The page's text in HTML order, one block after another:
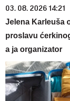
03. 08. 2026 14:21
Jelena Karleuša
proslavu
a ja organizator